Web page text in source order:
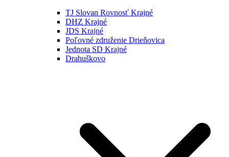
TJ Slovan Rovnosť Krajné
DHZ Krajné
JDS Krajné
Poľovné združenie Drieňovica
Jednota SD Krajné
Drahuškovo